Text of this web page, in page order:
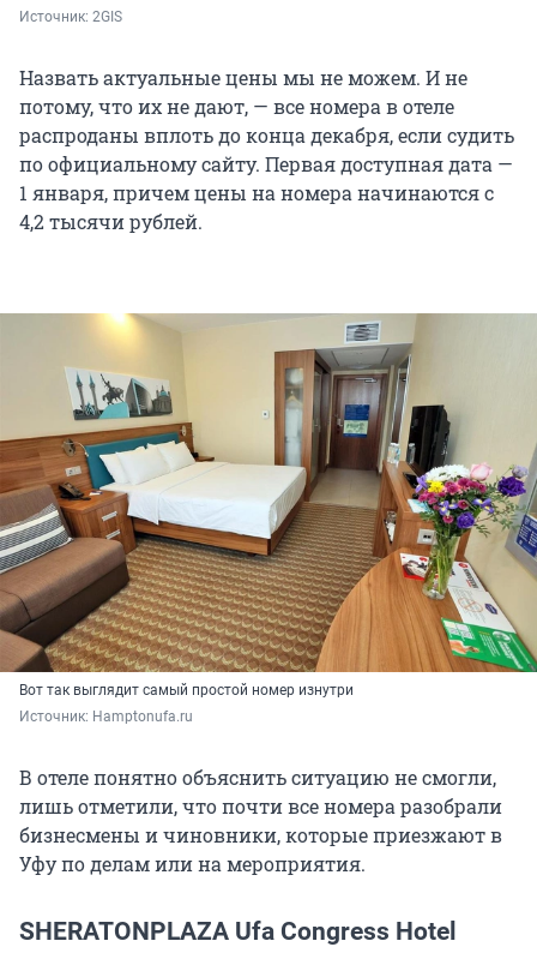
Источник: 2GIS
Назвать актуальные цены мы не можем. И не
потому, что их не дают, — все номера в отеле
распроданы вплоть до конца декабря, если судить
по официальному сайту. Первая доступная дата —
1 января, причем цены на номера начинаются с
4,2 тысячи рублей.
Вот так выглядит самый простой номер изнутри
Источник: Hamptonufa.ru
В отеле понятно объяснить ситуацию не смогли,
лишь отметили, что почти все номера разобрали
бизнесмены и чиновники, которые приезжают в
Уфу по делам или на мероприятия.
SHERATONPLAZA Ufa Congress Hotel